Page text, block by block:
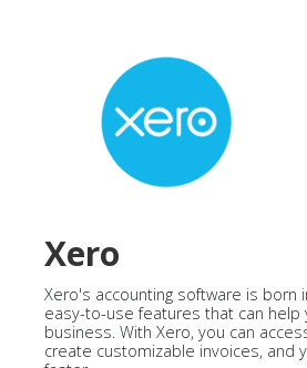
Xero
Xero's accounting software is born
easy-to-use features that can help
business. With Xero, you can
create customizable invoices, and